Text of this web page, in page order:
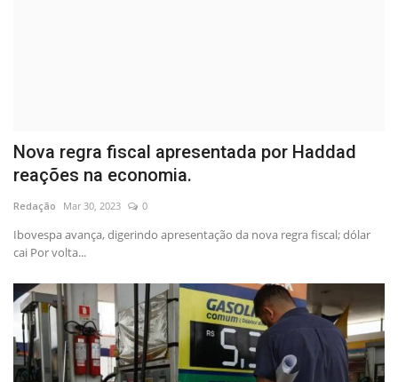
Nova regra fiscal apresentada por Haddad
reações na economia.
Redação Mar 30, 2023 0
Ibovespa avança, digerindo apresentação da nova regra fiscal; dólar
cai Por volta...